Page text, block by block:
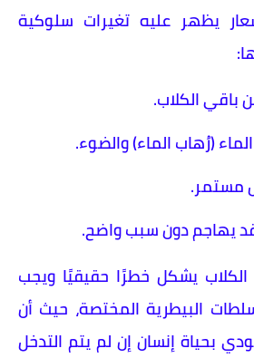
يظهر عليه تغيرات سلوكية
باقي الكلاب.
(رُهاب الماء) والضوء.
مستمر.
يهاجم دون سبب واضح.
يشكل خطرًا حقيقيًا ويجب
البيطرية المختصة، حيث أن
بحياة إنسان إن لم يتم التدخل